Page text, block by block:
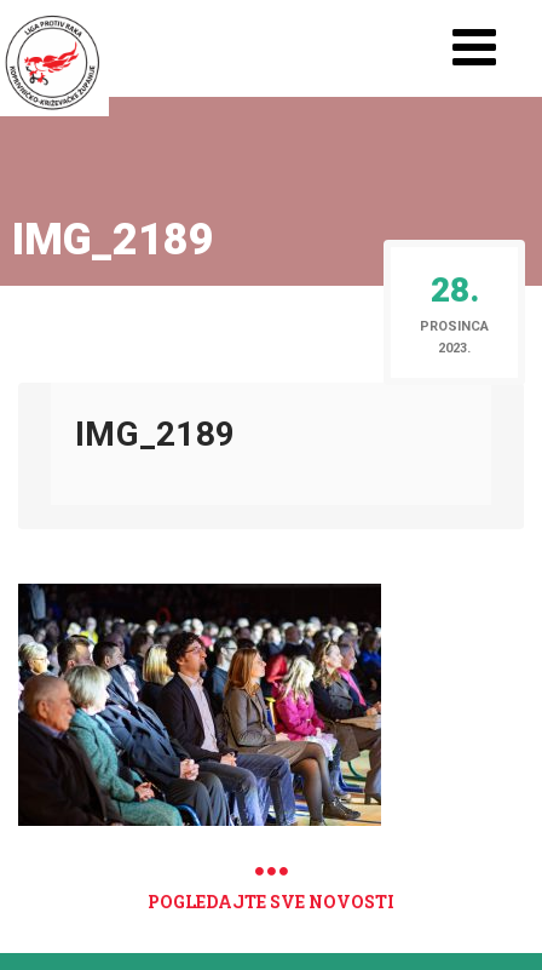
IMG_2189
28.
PROSINCA
2023.
IMG_2189
POGLEDAJTE SVE NOVOSTI